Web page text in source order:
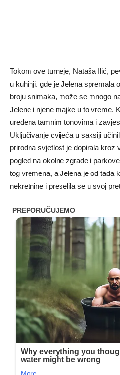
Tokom ove turneje, Nataša Ilić,
u kuhinji, gde je Jelena spremala
broju snimaka, može se mnogo
Jelene i njene majke u to vreme.
uređena tamnim tonovima i
Uključivanje cvijeća u saksiji
prirodna svjetlost je dopirala kroz
pogled na okolne zgrade i
tog vremena, a Jelena je od tada
nekretnine i preselila se u svoj